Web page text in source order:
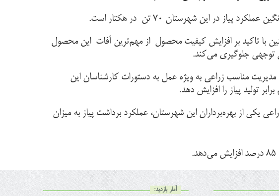
این شهرستان ۷۰ تن در هکتار است.
با تاکید بر افزایش کیفیت محصول از مهم‌ترین آفات این محصول
توجهی جلوگیری می‌کند.
شده در هکتار را ۱۲ کیلوگرم عنوان کرد و گفت: مدیریت مناسب زراعی به ویژه عمل به دستورات کارشناسان این
تولید پیاز را افزایش دهد.
از بهره‌برداران این شهرستان، عملکرد برداشت پیاز به میزان
آمار بازدید: